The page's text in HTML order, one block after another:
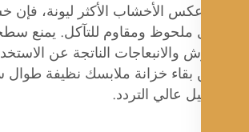
الأخشاب الأكثر ليونة، فإن خشب
ومقاوم للتآكل. يمنع سطحه
والانبعاجات الناتجة عن الاستخدام
خزانة ملابسك نظيفة طوال سنوات
عالي التردد.